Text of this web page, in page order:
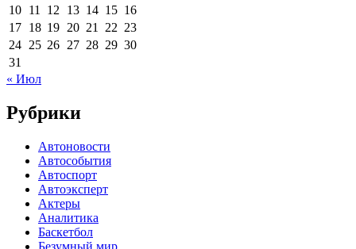
10 11 12 13 14 15 16
17 18 19 20 21 22 23
24 25 26 27 28 29 30
31
« Июл
Рубрики
Автоновости
Автособытия
Автоспорт
Автоэксперт
Актеры
Аналитика
Баскетбол
Безумный мир